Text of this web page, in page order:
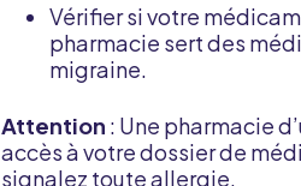
Vérifier si votre
pharmacie sert des
migraine.
Attention : Une pharmacie
accès à votre dossier de
signalez toute allergie.